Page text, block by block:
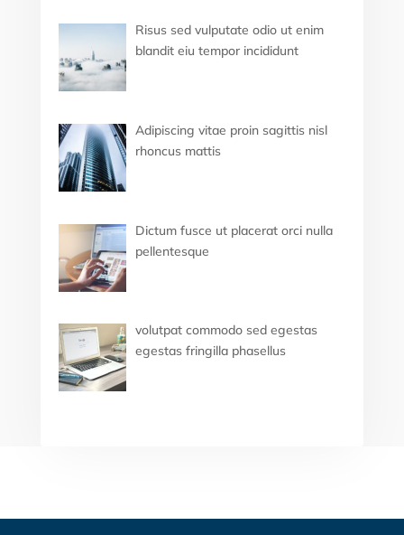
Risus sed vulputate odio ut enim
blandit eiu tempor incididunt
Adipiscing vitae proin sagittis nisl
rhoncus mattis
Dictum fusce ut placerat orci nulla
pellentesque
volutpat commodo sed egestas
egestas fringilla phasellus